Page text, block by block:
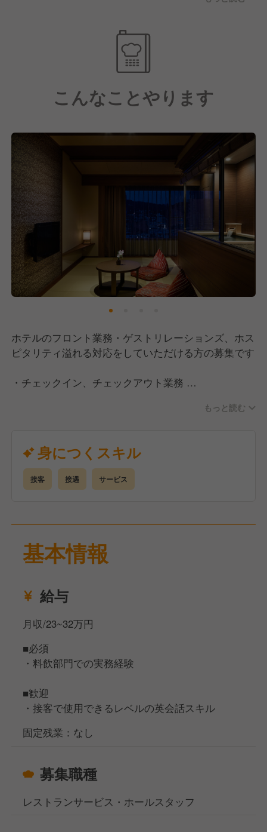
の模範となるよう取り組んでおります。
こんなことやります
ホテルのフロント業務・ゲストリレーションズ、ホス
ピタリティ溢れる対応をしていただける方の募集です
・チェックイン、チェックアウト業務
もっと読む
身につくスキル
接客 接遇 サービス
基本情報
給与
月収/23~32万円
■必須
・料飲部門での実務経験
■歓迎
・接客で使用できるレベルの英会話スキル
固定残業：なし
募集職種
レストランサービス・ホールスタッフ